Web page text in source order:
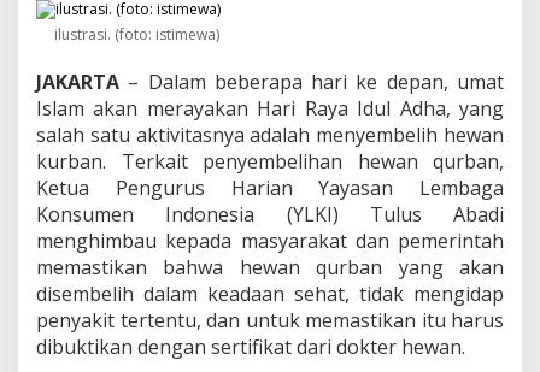
u
r
a
H
a
r
s
B
e
r
s
e
t
ilustrasi. (foto: istimewa)
JAKARTA – Dalam beberapa hari ke depan, umat
Islam akan merayakan Hari Raya Idul Adha, yang
salah satu aktivitasnya adalah menyembelih hewan
kurban. Terkait penyembelihan hewan qurban,
Ketua Pengurus Harian Yayasan Lembaga
Konsumen Indonesia (YLKI) Tulus Abadi
menghimbau kepada masyarakat dan pemerintah
memastikan bahwa hewan qurban yang akan
disembelih dalam keadaan sehat, tidak mengidap
penyakit tertentu, dan untuk memastikan itu harus
dibuktikan dengan sertifikat dari dokter hewan.